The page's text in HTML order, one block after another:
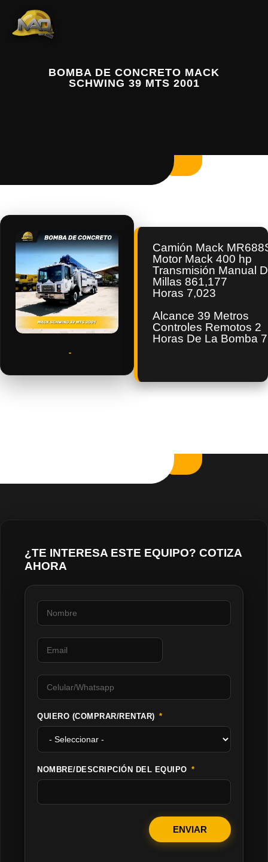
BOMBA DE CONCRETO MACK
SCHWING 39 MTS 2001
Camión Mack
Motor Mack 400 hp
Transmisión Manual
Millas 861,177
Horas 7,023
Alcance 39 Metros
Controles Remotos 2
Horas De La Bomba
¿TE INTERESA ESTE EQUIPO? COTIZA
AHORA
QUIERO (COMPRAR/RENTAR)
NOMBRE/DESCRIPCIÓN DEL EQUIPO
ENVIAR